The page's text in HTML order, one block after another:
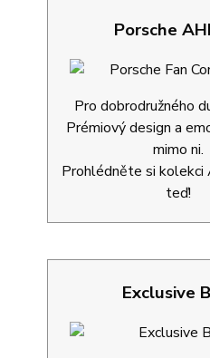
Porsche
Pro dobrodružného
Prémiový design a
mimo ni.
Prohlédněte si kolekci
teď!
Exclusive